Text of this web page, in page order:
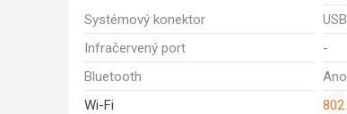
Systémový konektor
Infračervený port
-
Bluetooth
Ano
Wi-Fi